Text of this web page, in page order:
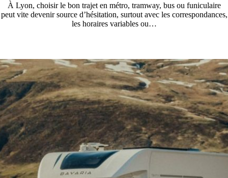
À Lyon, choisir le bon trajet en métro, tramway, bus ou funiculaire
peut vite devenir source d’hésitation, surtout avec les correspondances,
les horaires variables ou…